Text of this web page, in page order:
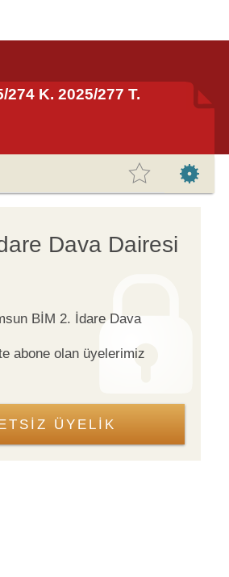
K. 2025/277 T.
Dava Dairesi
BİM 2. İdare Dava
abone olan üyelerimiz
ÜYELİK